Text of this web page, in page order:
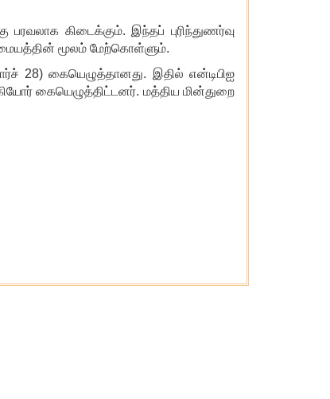
கிடைக்கும். இந்தப் புரிந்துணர்வு
மையத்தின் மூலம் மேற்கொள்ளும்.
28) கையெழுத்தானது. இதில் என்டிபிஐ
கையெழுத்திட்டனர். மத்திய மின்துறை